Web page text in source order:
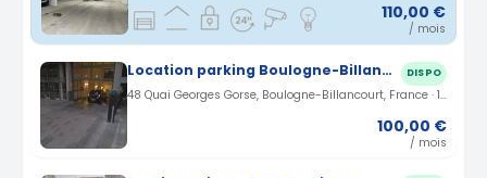
110,00 €
/ mois
Location parking Boulogne-Billancourt Quai Georges Gorse (92) DISPO
48 Quai Georges Gorse, Boulogne-Billancourt, France · 1.42 km
100,00 €
/ mois